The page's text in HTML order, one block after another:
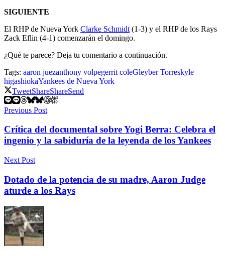
SIGUIENTE
El RHP de Nueva York Clarke Schmidt (1-3) y el RHP de los Rays
Zack Eflin (4-1) comenzarán el domingo.
¿Qué te parece? Deja tu comentario a continuación.
Tags: aaron juezanthony volpegerrit coleGleyber Torreskyle
higashiokaYankees de Nueva York
TweetShareShareSend
Previous Post
Crítica del documental sobre Yogi Berra: Celebra el
ingenio y la sabiduría de la leyenda de los Yankees
Next Post
Dotado de la potencia de su madre, Aaron Judge
aturde a los Rays